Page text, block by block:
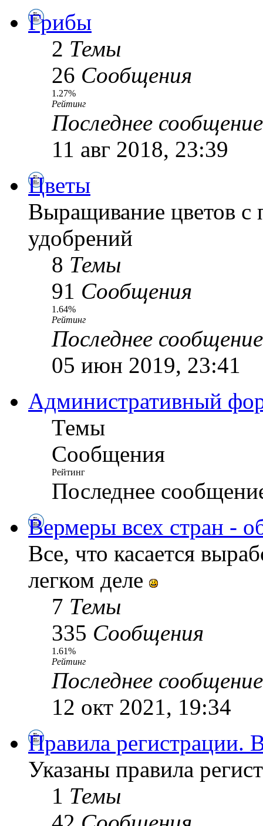
Грибы
2 Темы
26 Сообщения
1.27%
Рейтинг
Последнее сообщение
11 авг 2018, 23:39
Цветы
Выращивание цветов с
удобрений
8 Темы
91 Сообщения
1.64%
Рейтинг
Последнее сообщение
05 июн 2019, 23:41
Административный
Темы
Сообщения
Рейтинг
Последнее
Вермеры всех стран -
Все, что касается
легком деле
7 Темы
335 Сообщения
1.61%
Рейтинг
Последнее сообщение
12 окт 2021, 19:34
Правила
Указаны правила
1 Темы